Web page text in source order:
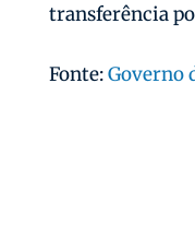
transferência
Fonte:Governo